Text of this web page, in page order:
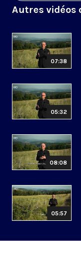
Autres vidéos
07:38
05:32
08:08
05:57